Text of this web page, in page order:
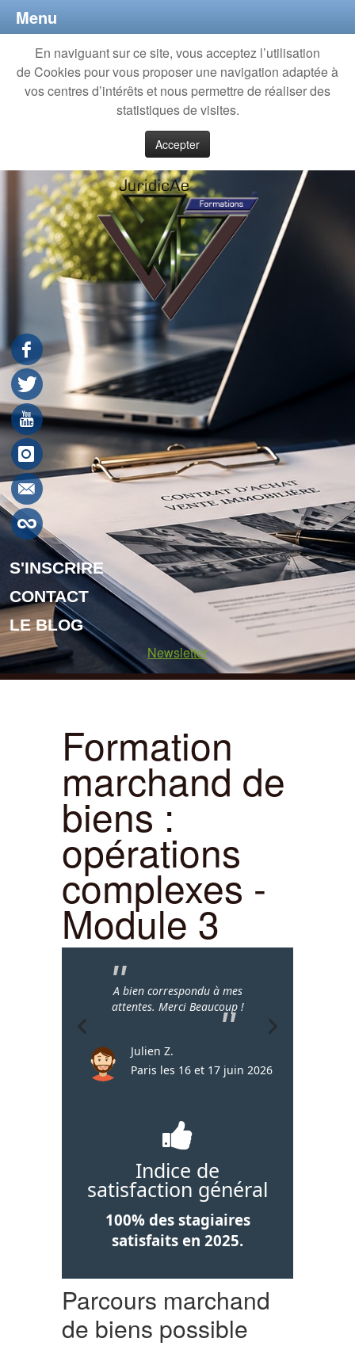
En naviguant sur ce site, vous acceptez l’utilisation
de Cookies pour vous proposer une navigation adaptée à
vos centres d’intérêts et nous permettre de réaliser des
statistiques de visites.
Accepter
S'INSCRIRE
CONTACT
LE BLOG
Newsletter
Formation
marchand de
biens :
opérations
complexes -
Module 3
A bien correspondu à mes
attentes. Merci Beaucoup !
Julien Z.
Paris les 16 et 17 juin 2026
Indice de
satisfaction général
100% des stagiaires
satisfaits en 2025.
Parcours marchand
de biens possible
Menu